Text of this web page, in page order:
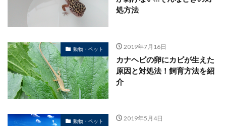
処方法
動物・ペット 2019年7月16日
カナヘビの卵にカビが生えた
原因と対処法！飼育方法を紹
介
動物・ペット 2019年5月4日